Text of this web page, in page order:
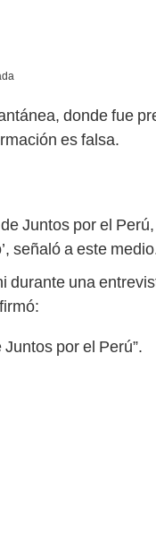
donde fue
es falsa.
Juntos por el
señaló a este
durante una
por el Perú”.